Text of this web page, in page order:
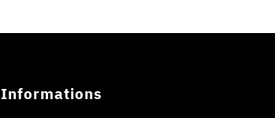
Informations